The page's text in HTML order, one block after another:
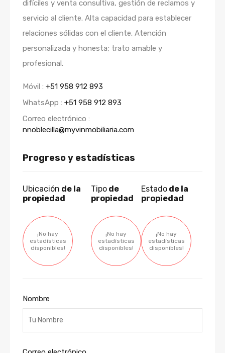
difíciles y venta consultiva, gestión de reclamos y
servicio al cliente. Alta capacidad para establecer
relaciones sólidas con el cliente. Atención
personalizada y honesta; trato amable y
profesional.
Móvil : +51 958 912 893
WhatsApp : +51 958 912 893
Correo electrónico :
nnoblecilla@myvinmobiliaria.com
Progreso y estadísticas
Ubicación de la
propiedad
¡No hay
estadísticas
disponibles!
Tipo de
propiedad
¡No hay
estadísticas
disponibles!
Estado de la
propiedad
¡No hay
estadísticas
disponibles!
Nombre